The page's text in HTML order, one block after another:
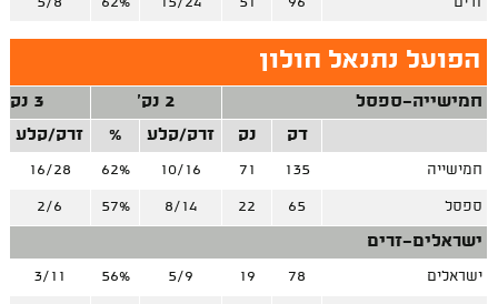
הפועל נתנאל חולון
חמישייה-ספסל 2 נק'
3 נק'
דק
נק זרק/קלע % זרק/קלע
חמישייה 135
71
10/16
62%
16/28
ספסל 65
22
8/14
57%
2/6
ישראלים-זרים
ישראלים 78
19
5/9
56%
3/11